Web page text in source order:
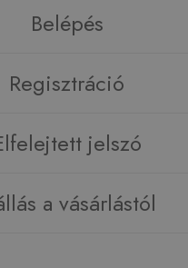
Belépés
Regisztráció
jelszó
a vásárlástól